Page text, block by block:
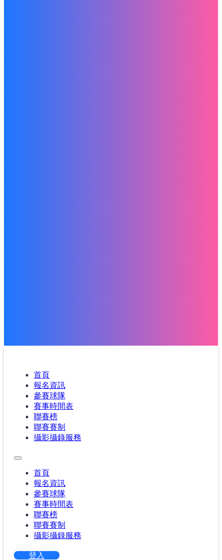
首頁
報名資訊
參賽球隊
賽事時間表
聯賽榜
聯賽賽制
攝影攝錄服務
首頁
報名資訊
參賽球隊
賽事時間表
聯賽榜
聯賽賽制
攝影攝錄服務
登入